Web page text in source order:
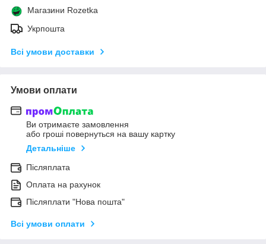
Магазини Rozetka
Укрпошта
Всі умови доставки
Умови оплати
Ви отримаєте замовлення
або гроші повернуться на вашу картку
Детальніше
Післяплата
Оплата на рахунок
Післяплати "Нова пошта"
Всі умови оплати